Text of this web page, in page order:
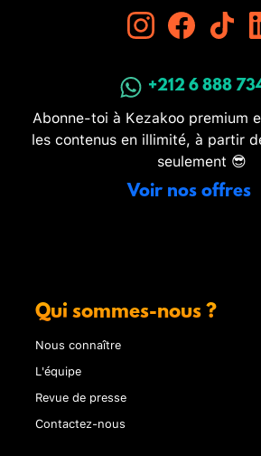
+212 6 888
Abonne-toi à Kezakoo premium
les contenus en illimité, à partir
seulement 😎
Voir nos offres
Qui sommes-nous ?
Nous connaître
L'équipe
Revue de presse
Contactez-nous